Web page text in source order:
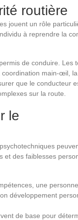
routière
jouent un rôle
à reprendre la
de conduire. Les
coordination main-œil,
que le conducteur
sur la route.
le
et des faiblesses
une
développement
de base pour